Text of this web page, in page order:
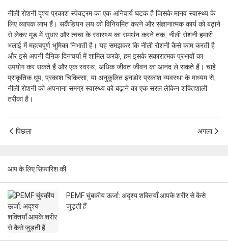
नीली रोशनी दृश्य प्रकाश स्पेक्ट्रम का एक अनिवार्य घटक है जिसके मानव स्वास्थ्य के
लिए व्यापक लाभ हैं। सर्कैडियन लय को विनियमित करने और संज्ञानात्मक कार्य को बढ़ाने
से लेकर मूड में सुधार और त्वचा के स्वास्थ्य का समर्थन करने तक, नीली रोशनी हमारी
भलाई में महत्वपूर्ण भूमिका निभाती है। यह समझकर कि नीली रोशनी कैसे काम करती है
और इसे अपनी दैनिक दिनचर्या में शामिल करके, हम इसके सकारात्मक प्रभावों का
उपयोग कर सकते हैं और एक स्वस्थ, अधिक जीवंत जीवन का आनंद ले सकते हैं। चाहे
प्राकृतिक धूप, प्रकाश चिकित्सा, या अनुकूलित इनडोर प्रकाश व्यवस्था के माध्यम से,
नीली रोशनी को अपनाना समग्र स्वास्थ्य को बढ़ाने का एक सरल लेकिन शक्तिशाली
तरीका है।
पिछला अगला
आप के लिए सिफारिश की
PEMF चुंबकीय ऊर्जा: अदृश्य शक्तियाँ आपके शरीर से कैसे
जुड़ती हैं